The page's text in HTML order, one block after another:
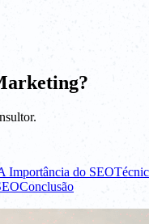
Importância do SEO
Conclusão